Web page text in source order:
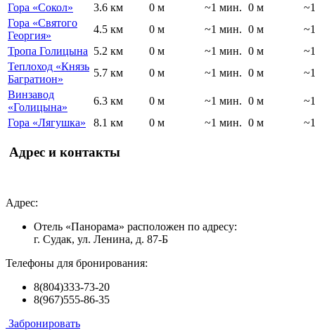
Гора «Сокол»
3.6 км 0 м ~1 мин. 0 м
Гора «Святого
Георгия»
4.5 км 0 м ~1 мин. 0 м
Тропа Голицына 5.2 км 0 м ~1 мин. 0 м
Теплоход «Князь
Багратион»
5.7 км 0 м ~1 мин. 0 м
Винзавод
«Голицына»
6.3 км 0 м ~1 мин. 0 м
Гора «Лягушка»
8.1 км 0 м ~1 мин. 0 м
Адрес и контакты
Адрес:
Отель «Панорама» расположен по адресу:
г. Судак, ул. Ленина, д. 87-Б
Телефоны для бронирования:
8(804)333-73-20
8(967)555-86-35
Забронировать